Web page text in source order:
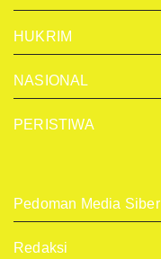
HUKRIM
NASIONAL
PERISTIWA
Pedoman Media Siber
Redaksi